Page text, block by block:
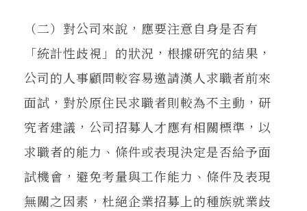
（二）對公司來說，應要注意自身是否有
「統計性歧視」的狀況，根據研究的結果，
公司的人事顧問較容易邀請漢人求職者前來
面試，對於原住民求職者則較為不主動，研
究者建議，公司招募人才應有相關標準，以
求職者的能力、條件或表現決定是否給予面
試機會，避免考量與工作能力、條件及表現
無關之因素，杜絕企業招募上的種族就業歧